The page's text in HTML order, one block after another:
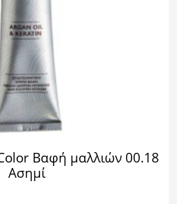
Βαφή μαλλιών 00.18
Ασημί